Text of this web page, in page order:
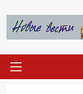
содержимому
меню